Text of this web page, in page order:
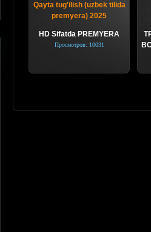
Qayta tug'ilish (uzbek tilida
premyera) 2025
HD Sifatda PREMYERA
Просмотров: 10031